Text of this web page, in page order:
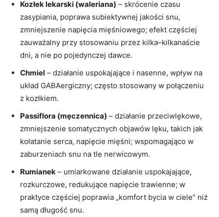
Kozłek lekarski (waleriana) – skrócenie czasu
zasypiania, poprawa subiektywnej jakości snu,
zmniejszenie napięcia mięśniowego; efekt częściej
zauważalny przy stosowaniu przez kilka–kilkanaście
dni, a nie po pojedynczej dawce.
Chmiel – działanie uspokajające i nasenne, wpływ na
układ GABAergiczny; często stosowany w połączeniu
z kozłkiem.
Passiflora (męczennica) – działanie przeciwlękowe,
zmniejszenie somatycznych objawów lęku, takich jak
kołatanie serca, napięcie mięśni; wspomagająco w
zaburzeniach snu na tle nerwicowym.
Rumianek – umiarkowane działanie uspokajające,
rozkurczowe, redukujące napięcie trawienne; w
praktyce częściej poprawia „komfort bycia w ciele” niż
samą długość snu.